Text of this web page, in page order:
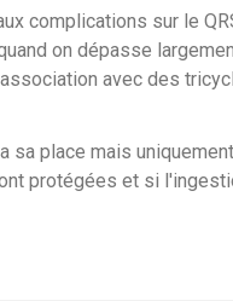
complications sur le
on dépasse
avec des
sa place mais
protégées et si